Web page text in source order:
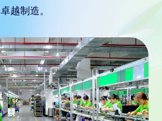
卓越制造。